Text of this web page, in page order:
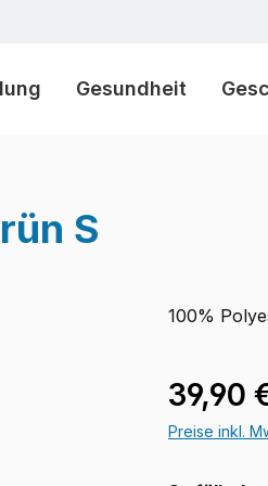
Gesundheit
S
100%
Regulärer
39,90
Preise inkl.